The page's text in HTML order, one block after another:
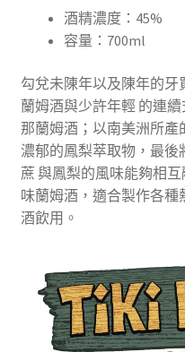
酒精濃度：45%
容量：700ml
勾兌未陳年以及陳年的牙
蘭姆酒與少許年輕 的連
那蘭姆酒；以南美洲所
濃郁的鳳梨萃取物，最
蔗 與鳳梨的風味能夠相
味蘭姆酒，適合製作各
酒飲用。